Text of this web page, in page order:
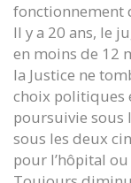
fonctionnement
Il y a 20 ans, le
en moins de 12
la Justice ne
choix politiques
poursuivie sous
sous les deux
pour l’hôpital ou